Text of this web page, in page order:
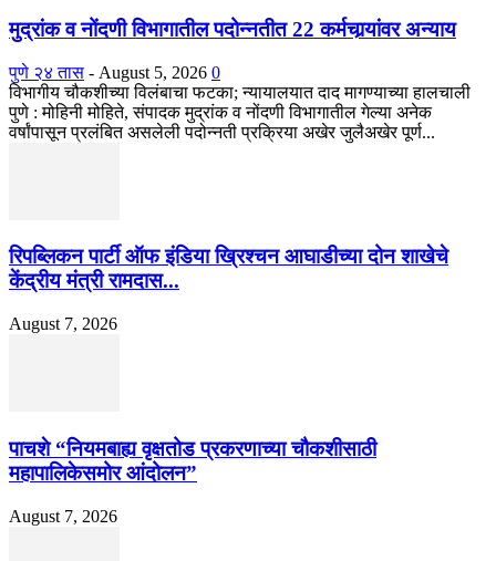
मुद्रांक व नोंदणी विभागातील पदोन्नतीत 22 कर्मचार्‍यांवर अन्याय
पुणे २४ तास - August 5, 2026 0
विभागीय चौकशीच्या विलंबाचा फटका; न्यायालयात दाद मागण्याच्या हालचाली
पुणे : मोहिनी मोहिते, संपादक मुद्रांक व नोंदणी विभागातील गेल्या अनेक
वर्षांपासून प्रलंबित असलेली पदोन्नती प्रक्रिया अखेर जुलैअखेर पूर्ण...
रिपब्लिकन पार्टी ऑफ इंडिया ख्रिश्चन आघाडीच्या दोन शाखेचे
केंद्रीय मंत्री रामदास...
August 7, 2026
पाचशे “नियमबाह्य वृक्षतोड प्रकरणाच्या चौकशीसाठी
महापालिकेसमोर आंदोलन”
August 7, 2026